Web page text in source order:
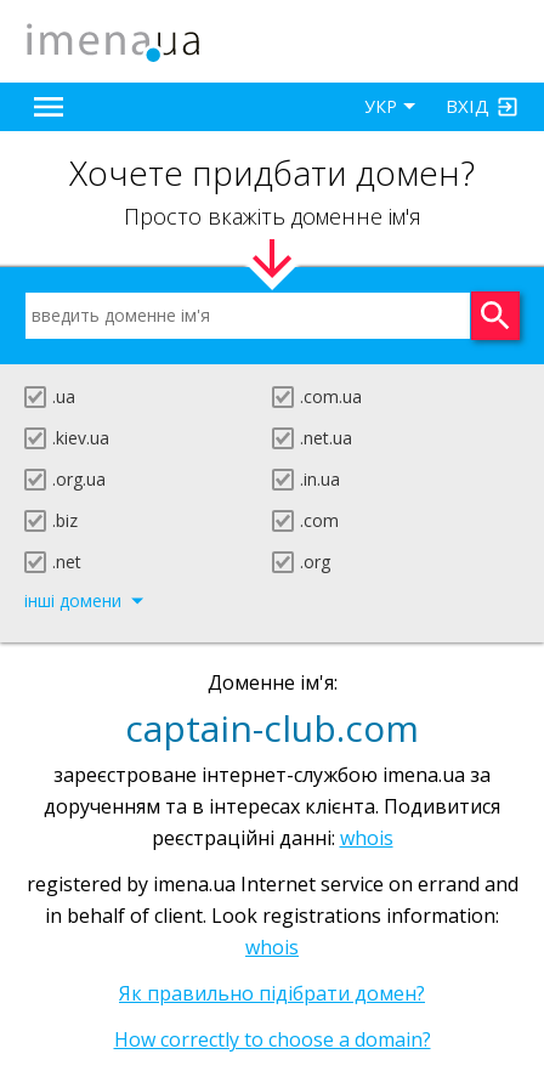
ВХІД
УКР
Хочете придбати домен?
Просто вкажіть доменне ім'я
.ua
.com.ua
.kiev.ua
.net.ua
.org.ua
.in.ua
.biz
.com
.net
.org
інші домени
Доменне ім'я:
captain-club.com
зареєстроване інтернет-службою imena.ua за
дорученням та в інтересах клієнта. Подивитися
реєстраційні данні: whois
registered by imena.ua Internet service on errand and
in behalf of client. Look registrations information:
whois
Як правильно підібрати домен?
How correctly to choose a domain?